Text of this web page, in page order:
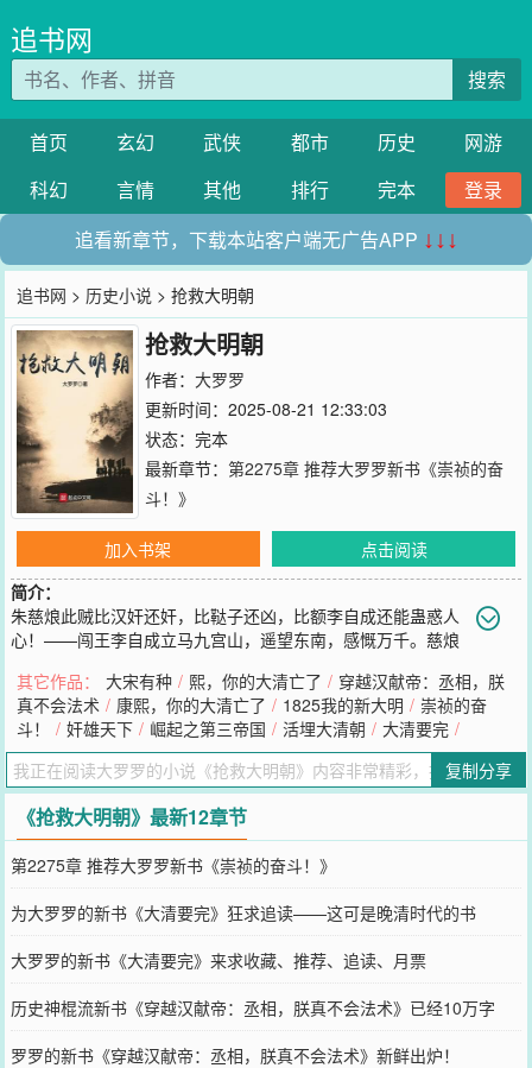
追书网
搜索
首页 玄幻 武侠 都市 历史
网游
科幻
言情 其他 排行 完本
登录
追看新章节，下载本站客户端无广告APP ↓↓↓
追书网 > 历史小说 > 抢救大明朝
抢救大明朝
作者： 大罗罗
更新时间：2025-08-21 12:33:03
状态：完本
最新章节： 第2275章 推荐大罗罗新书《崇祯的奋
斗！》
加入书架
点击阅读
简介：
朱慈烺此贼比汉奸还奸，比鞑子还凶，比额李自成还能蛊惑人
心！——闯王李自成立马九宫山，遥望东南，感慨万千。慈烺
帝，全天下的逆贼、鞑子、奸臣、刁民一定会想念朕的！——大明崇
祯皇帝于明孝陵前，痛哭流涕。我冤枉啊！我洪承畴真的不是朱贼慈
烺的内应，我对大清可是一片忠心啊！——大清兵部尚书洪承畴在刑
场之上，大声疾呼。父皇别跑，儿臣孝顺！——这是被某个来自21世
纪的老实孩子灵魂附体的大明太子朱慈烺拎着宝剑，追赶崇祯皇帝时
的真心话。书友群：431301049
您要是觉得《抢救大明朝》还不错的话请不要忘记向您QQ群和微博微
信里的朋友推荐哦！
其它作品： 大宋有种 / 熙，你的大清亡了 / 穿越汉献帝：丞相，朕
真不会法术 / 康熙，你的大清亡了 / 1825我的新大明 / 崇祯的奋
斗！
/ 奸雄天下 / 崛起之第三帝国 / 活埋大清朝 / 大清要完 /
复制分享
《抢救大明朝》最新12章节
第2275章 推荐大罗罗新书《崇祯的奋斗！》
为大罗罗的新书《大清要完》狂求追读——这可是晚清时代的书
大罗罗的新书《大清要完》来求收藏、推荐、追读、月票
历史神棍流新书《穿越汉献帝：丞相，朕真不会法术》已经10万字
啦！
罗罗的新书《穿越汉献帝：丞相，朕真不会法术》新鲜出炉！